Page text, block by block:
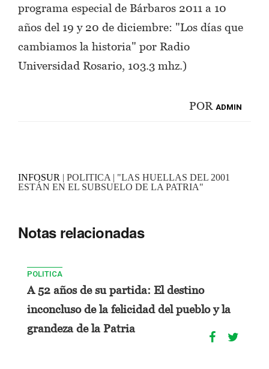
programa especial de Bárbaros 2011 a 10
años del 19 y 20 de diciembre: "Los días que
cambiamos la historia" por Radio
Universidad Rosario, 103.3 mhz.)
POR ADMIN
INFOSUR | POLITICA | "LAS HUELLAS DEL 2001
ESTÁN EN EL SUBSUELO DE LA PATRIA"
Notas relacionadas
POLITICA
A 52 años de su partida: El destino
inconcluso de la felicidad del pueblo y la
grandeza de la Patria